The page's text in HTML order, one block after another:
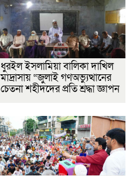
ধুরইল ইসলামিয়া বালিকা দাখিল
মাদ্রাসায় “জুলাই গণঅভ্যুত্থানের
চেতনা শহীদদের প্রতি শ্রদ্ধা জ্ঞাপন